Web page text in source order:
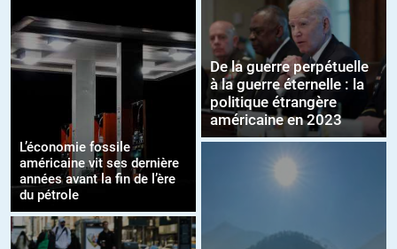
L’économie fossile
américaine vit ses dernière
années avant la fin de l’ère
du pétrole
De la guerre perpétuelle
à la guerre éternelle : la
politique étrangère
américaine en 2023